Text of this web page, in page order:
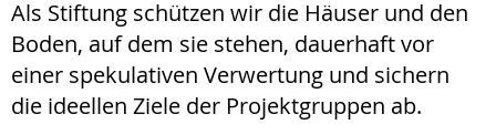
Als Stiftung schützen wir die Häuser und den
Boden, auf dem sie stehen, dauerhaft vor
einer spekulativen Verwertung und sichern
die ideellen Ziele der Projektgruppen ab.